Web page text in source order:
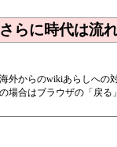
らに時代は流
外からのwikiあらしへの
合はブラウザの「戻る